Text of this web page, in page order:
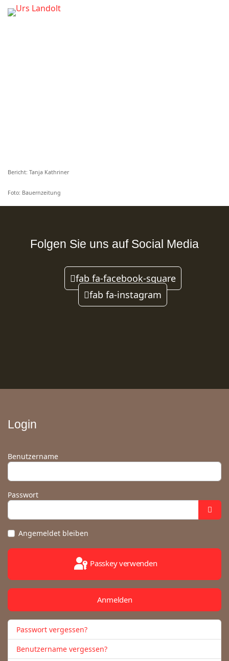
Bericht: Tanja Kathriner
Foto: Bauernzeitung
Folgen Sie uns auf Social Media
fab fa-facebook-square
fab fa-instagram
Login
Benutzername
Passwort
Angemeldet bleiben
Passkey verwenden
Anmelden
Passwort vergessen?
Benutzername vergessen?